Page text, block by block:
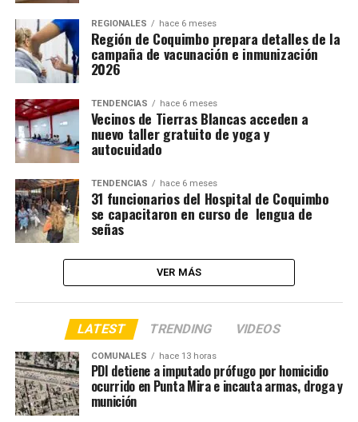
REGIONALES hace 6 meses
Región de Coquimbo prepara detalles de la
campaña de vacunación e inmunización
2026
TENDENCIAS hace 6 meses
Vecinos de Tierras Blancas acceden a
nuevo taller gratuito de yoga y
autocuidado
TENDENCIAS hace 6 meses
31 funcionarios del Hospital de Coquimbo
se capacitaron en curso de lengua de
señas
VER MÁS
LATEST TRENDING VIDEOS
COMUNALES hace 13 horas
PDI detiene a imputado prófugo por homicidio
ocurrido en Punta Mira e incauta armas, droga y
munición